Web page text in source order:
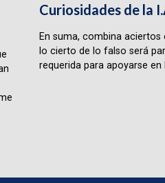
Curiosidades de la
En suma, combina aciertos
lo cierto de lo falso será
requerida para apoyarse en